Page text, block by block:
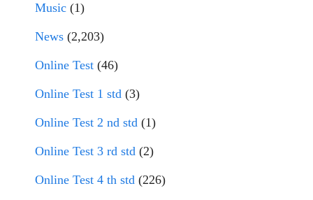
Music (1)
News (2,203)
Online Test (46)
Online Test 1 std (3)
Online Test 2 nd std (1)
Online Test 3 rd std (2)
Online Test 4 th std (226)